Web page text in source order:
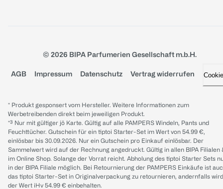
© 2026 BIPA Parfumerien Gesellschaft m.b.H.
AGB Impressum Datenschutz Vertrag widerrufen
* Produkt gesponsert vom Hersteller. Weitere Informationen zum
Werbetreibenden direkt beim jeweiligen Produkt.
*³ Nur mit gültiger jö Karte. Gültig auf alle PAMPERS Windeln, Pants und
Feuchttücher. Gutschein für ein tiptoi Starter-Set im Wert von 54.99 €,
einlösbar bis 30.09.2026. Nur ein Gutschein pro Einkauf einlösbar. Der
Sammelwert wird auf der Rechnung angedruckt. Gültig in allen BIPA Filialen
im Online Shop. Solange der Vorrat reicht. Abholung des tiptoi Starter Sets
in der BIPA Filiale möglich. Bei Retournierung der PAMPERS Einkäufe ist
das tiptoi Starter-Set in Originalverpackung zu retournieren, andernfalls wird
der Wert iHv 54.99 € einbehalten.